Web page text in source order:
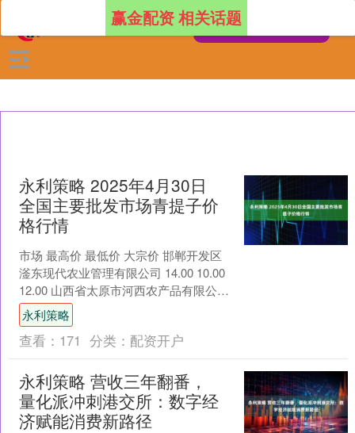
赢金配资 相关话题
永利策略 2025年4月30日
全国主要批发市场青提子价
格行情
市场 最高价 最低价 大宗价 邯郸开发区
滏东现代农业管理有限公司 14.00 10.00
12.00 山西省太原市河西农产品有限公司
8.00 7.00 7.5....
永利策略
查看： 171 分类： 配资开户
永利策略 营收三年翻番，
量化派冲刺港交所：数字经
济赋能消费新路径